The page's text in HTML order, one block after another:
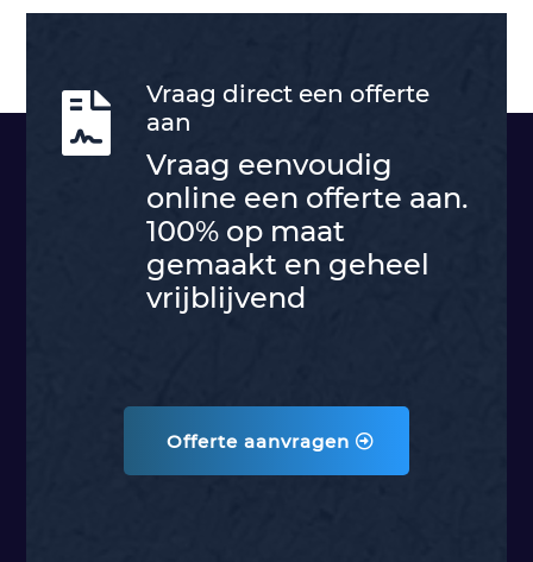

Vraag direct een offerte
aan
Vraag eenvoudig
online een offerte aan.
100% op maat
gemaakt en geheel
vrijblijvend
Offerte aanvragen